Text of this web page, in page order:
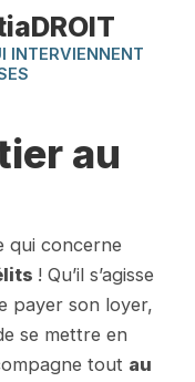
INTERVIENNENT
au
qui concerne
! Qu’il s’agisse
payer son loyer,
se mettre en
tout au